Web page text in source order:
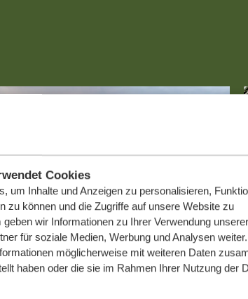
Cookies
um Inhalte und Anzeigen zu personalisieren,
zu können und die Zugriffe auf unsere Website zu
wir Informationen zu Ihrer Verwendung unserer
für soziale Medien, Werbung und Analysen
möglicherweise mit weiteren Daten
haben oder die sie im Rahmen Ihrer Nutzung der